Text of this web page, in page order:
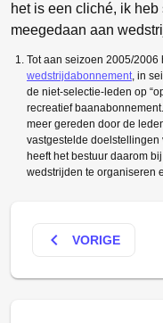
het is een cliché, ik
meegedaan aan
Tot aan seizoen 2005/
wedstrijdabonnement, in
de niet-selectie-leden op
recreatief
meer gereden door de
vastgestelde
heeft het bestuur daarom
wedstrijden te organiseren
keyboard_arrow_left VORIGE